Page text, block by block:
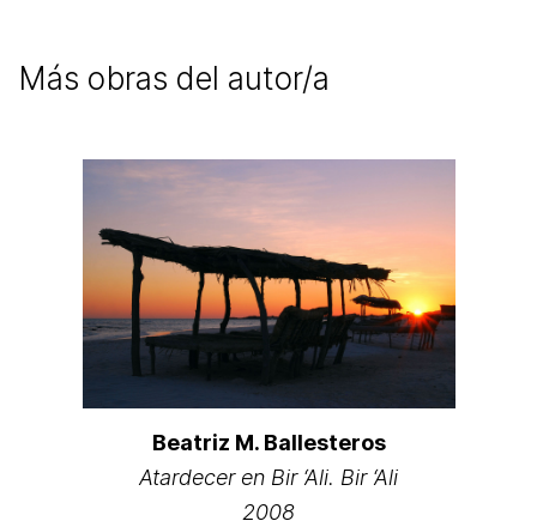
Más obras del autor/a
Beatriz M. Ballesteros
Atardecer en Bir ‘Ali. Bir ‘Ali
2008